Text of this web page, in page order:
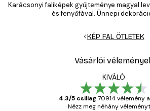
Karácsonyi faliképek gyűjteménye magyal
és fenyőfával. Ünnepi
KÉP FAL ÖTLETEK
Vásárlói
KIVÁLÓ
4.3/5 csillag 70914 vélemény
Nézz meg néhány